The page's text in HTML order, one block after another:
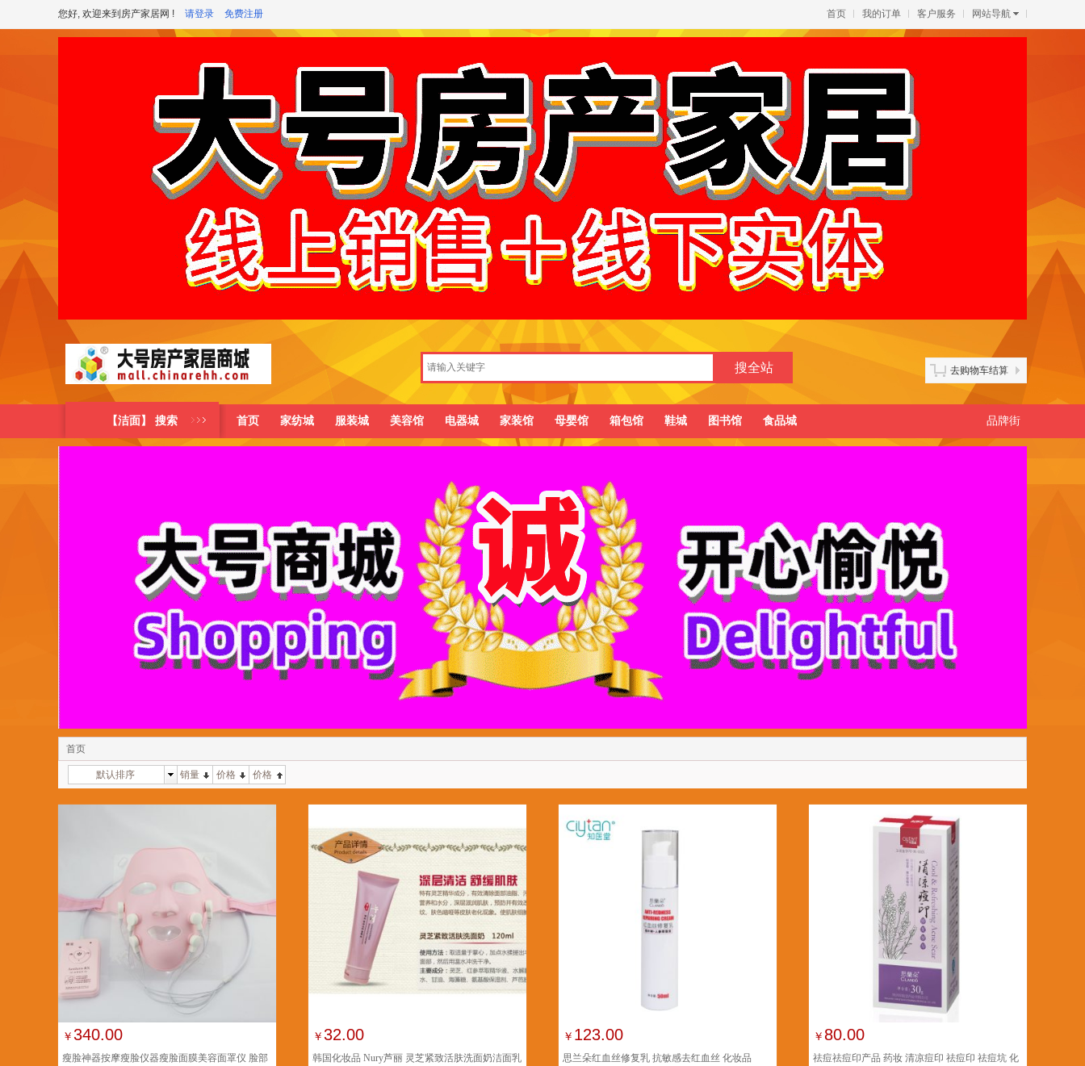
您好, 欢迎来到房产家居网 ! 请登录 免费注册 首页 我的订单 客户服务 网站导航
去购物车结算
【洁面】 搜索 首页 家纺城 服装城 美容馆 电器城 家装馆 母婴馆 箱包馆 鞋城 图书馆 食品城 品牌街
首页
默认排序 销量 价格 价格
￥340.00
瘦脸神器按摩瘦脸仪器瘦脸面膜美容面罩仪 脸部
￥32.00
韩国化妆品 Nury芦丽 灵芝紧致活肤洗面奶洁面乳
￥ 123.00
思兰朵红血丝修复乳 抗敏感去红血丝 化妆品
￥ 80.00
祛痘祛痘印产品 药妆 清凉痘印 祛痘印 祛痘坑 化